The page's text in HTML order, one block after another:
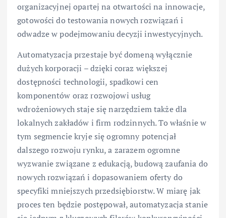
organizacyjnej opartej na otwartości na innowacje,
gotowości do testowania nowych rozwiązań i
odwadze w podejmowaniu decyzji inwestycyjnych.
Automatyzacja przestaje być domeną wyłącznie
dużych korporacji – dzięki coraz większej
dostępności technologii, spadkowi cen
komponentów oraz rozwojowi usług
wdrożeniowych staje się narzędziem także dla
lokalnych zakładów i firm rodzinnych. To właśnie w
tym segmencie kryje się ogromny potencjał
dalszego rozwoju rynku, a zarazem ogromne
wyzwanie związane z edukacją, budową zaufania do
nowych rozwiązań i dopasowaniem oferty do
specyfiki mniejszych przedsiębiorstw. W miarę jak
proces ten będzie postępował, automatyzacja stanie